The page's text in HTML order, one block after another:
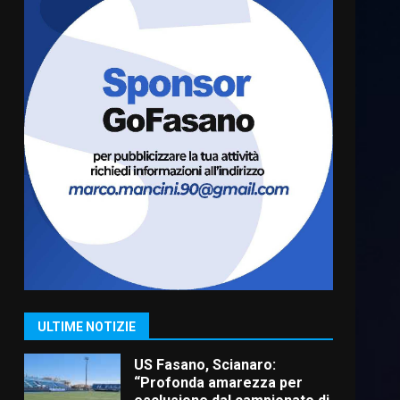
ULTIME NOTIZIE
Cura dei beni comuni e
cittadinanza attiva: online
l’avviso per la gestione
condivisa della Villetta di
Laureto
6 Agosto 2026 06:20
7
La magia del Minareto e la
prima assoluta de “L’Albergo
Belvedere. Il rapimento”
6 Agosto 2026 06:15
1
“I Contestatori: Musica di
Rivoluzione”: nuovo
appuntamento con “Fasano in
US Fasano, Scianaro:
“Profonda amarezza per